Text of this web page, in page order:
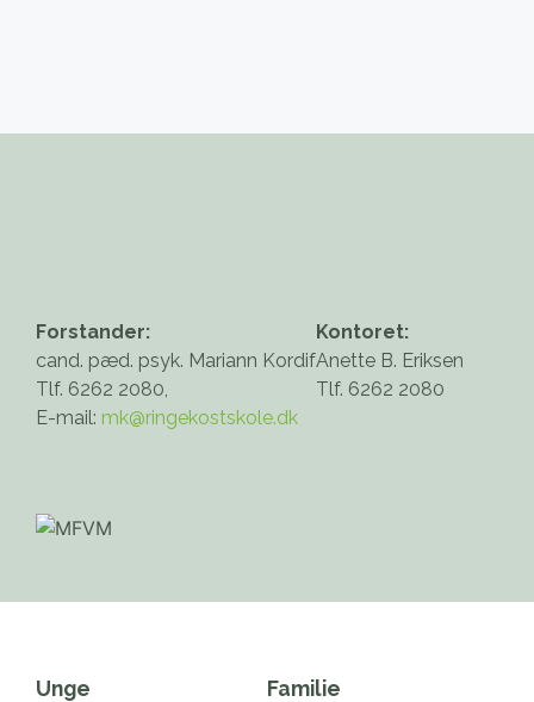
Forstander:
cand. pæd. psyk. Mariann Kordif
Tlf. 6262 2080,
E-mail: mk@ringekostskole.dk
Kontoret:
Anette B. Eriksen
Tlf. 6262 2080
Unge Familie